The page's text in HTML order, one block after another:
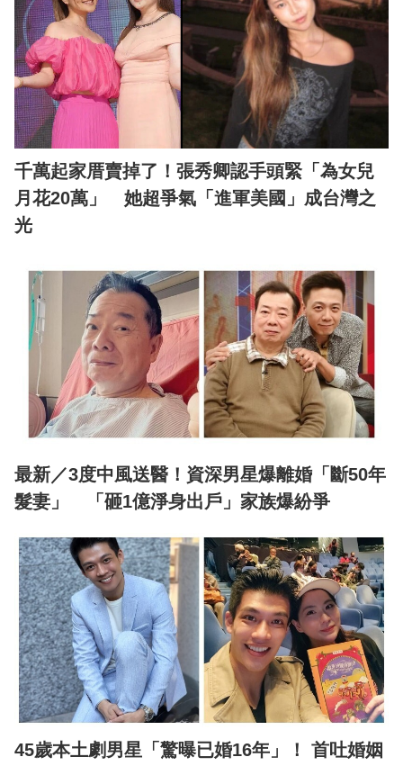
千萬起家厝賣掉了！張秀卿認手頭緊「為女兒
月花20萬」 她超爭氣「進軍美國」成台灣之
光
最新／3度中風送醫！資深男星爆離婚「斷50年
髮妻」 「砸1億淨身出戶」家族爆紛爭
45歲本土劇男星「驚曝已婚16年」！ 首吐婚姻